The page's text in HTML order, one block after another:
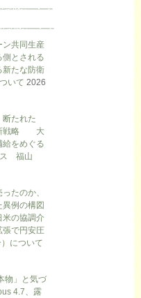
ン共同生産
とされる
新たな防衛
いて 2026
断たれた
新戦略 大
をめぐる
ス 福山
たのか、
異例の構図
米の協調介
張で円安圧
について
物」と気づ
4.7、露